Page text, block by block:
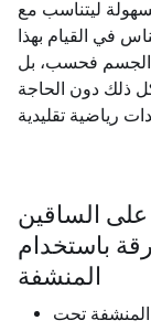
ليتناسب مع
في القيام بهذا
الجسم فحسب، بل
ذلك دون الحاجة
على الساقين
باستخدام
المنشفة
تحت